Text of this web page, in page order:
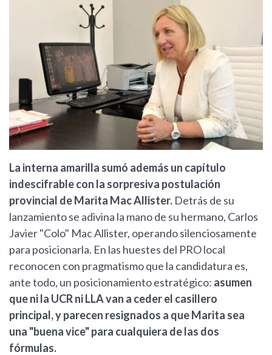
La interna amarilla sumó además un capítulo
indescifrable con la sorpresiva postulación
provincial de Marita Mac Allister. Detrás de su
lanzamiento se adivina la mano de su hermano, Carlos
Javier "Colo" Mac Allister, operando silenciosamente
para posicionarla. En las huestes del PRO local
reconocen con pragmatismo que la candidatura es,
ante todo, un posicionamiento estratégico: asumen
que ni la UCR ni LLA van a ceder el casillero
principal, y parecen resignados a que Marita sea
una "buena vice" para cualquiera de las dos
fórmulas.